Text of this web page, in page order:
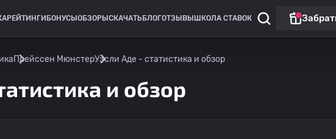
РЕЙТИНГИ БОНУСЫ ОБЗОРЫ СКАЧАТЬ БЛОГОТЗЫВЫ ШКОЛА СТАВОК
Прейссен МюнстерУэсли Аде - статистика и обзор
и обзор